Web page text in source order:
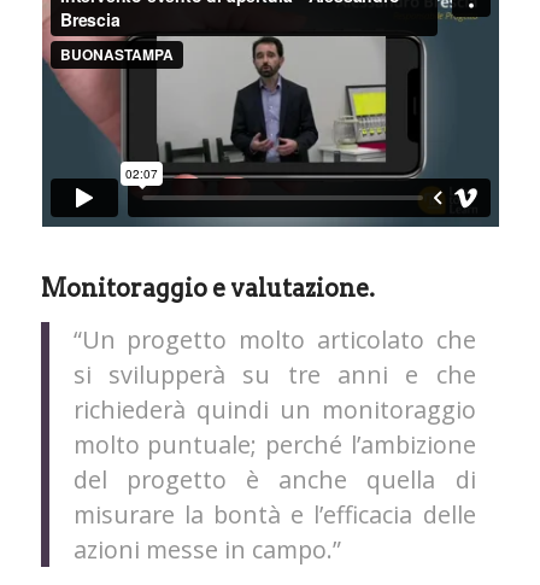
Monitoraggio e valutazione.
“Un progetto molto articolato che
si svilupperà su tre anni e che
richiederà quindi un monitoraggio
molto puntuale; perché l’ambizione
del progetto è anche quella di
misurare la bontà e l’efficacia delle
azioni messe in campo.”